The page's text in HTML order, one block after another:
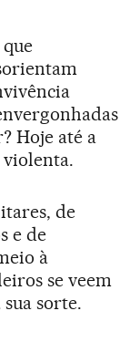
que
Hoje até a
de
e de
à
se veem
sorte.